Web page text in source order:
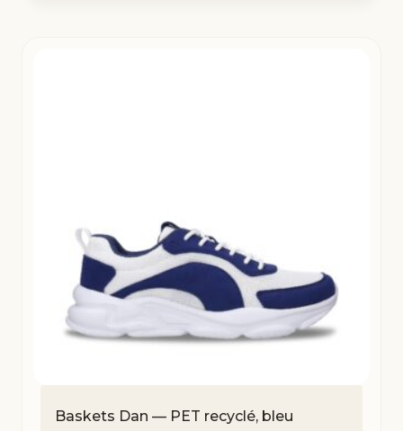
Baskets Dan — PET recyclé, bleu